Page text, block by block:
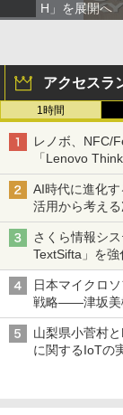
H」を展開へ
アクセスラ
1時間
レノボ、NFC/
「Lenovo
AI時代に進化
活用から考え
さくら情報シ
TextSifta」を
日本マイクロ
戦略――津坂美
山梨県小菅村
に関するIoTの